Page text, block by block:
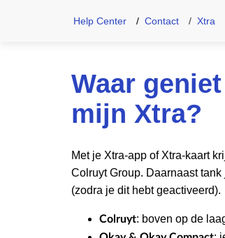
Help Center Contact Xtra
Waar
mijn Xtra?
Met je Xtra-app of Xtra-kaart
Colruyt Group. Daarnaast
(zodra je dit hebt geactiveerd).
Colruyt: boven op de